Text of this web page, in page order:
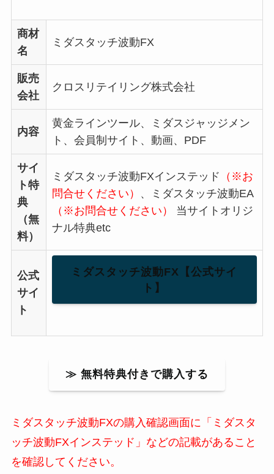
商材
名
ミダスタッチ波動FX
販売
会社
クロスリテイリング株式会社
内容
黄金ラインツール、ミダスジャッジメン
ト、会員制サイト、動画、PDF
サイ
ト特
典
（無
料）
ミダスタッチ波動FXインステッド （※お
問合せください）
、ミダスタッチ波動EA
（※お問合せください）
当サイトオリジ
ナル特典etc
公式
サイ
ト
ミダスタッチ波動FX【公式サイ
ト】
≫ 無料特典付きで購入する
ミダスタッチ波動FXの購入確認画面に「ミダスタ
ッチ波動FXインステッド」などの記載があること
を確認してください。